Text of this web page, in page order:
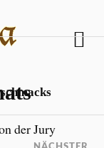
der Jury